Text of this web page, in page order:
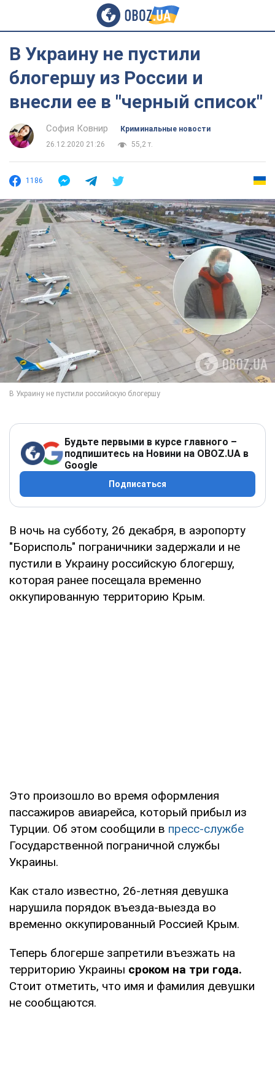
В Украину не пустили
блогершу из России и
внесли ее в "черный список"
София Ковнир
Криминальные новости
26.12.2020 21:26
55,2 т.
1186
Будьте первыми в курсе главного –
подпишитесь на Новини на OBOZ.UA в
Google
Подписаться
В ночь на субботу, 26 декабря, в аэропорту
"Борисполь" пограничники задержали и не
пустили в Украину российскую блогершу,
которая ранее посещала временно
оккупированную территорию Крым.
Это произошло во время оформления
пассажиров авиарейса, который прибыл из
Турции. Об этом сообщили в пресс-службе
Государственной пограничной службы
Украины.
Как стало известно, 26-летняя девушка
нарушила порядок въезда-выезда во
временно оккупированный Россией Крым.
Теперь блогерше запретили въезжать на
территорию Украины сроком на три года.
Стоит отметить, что имя и фамилия девушки
не сообщаются.